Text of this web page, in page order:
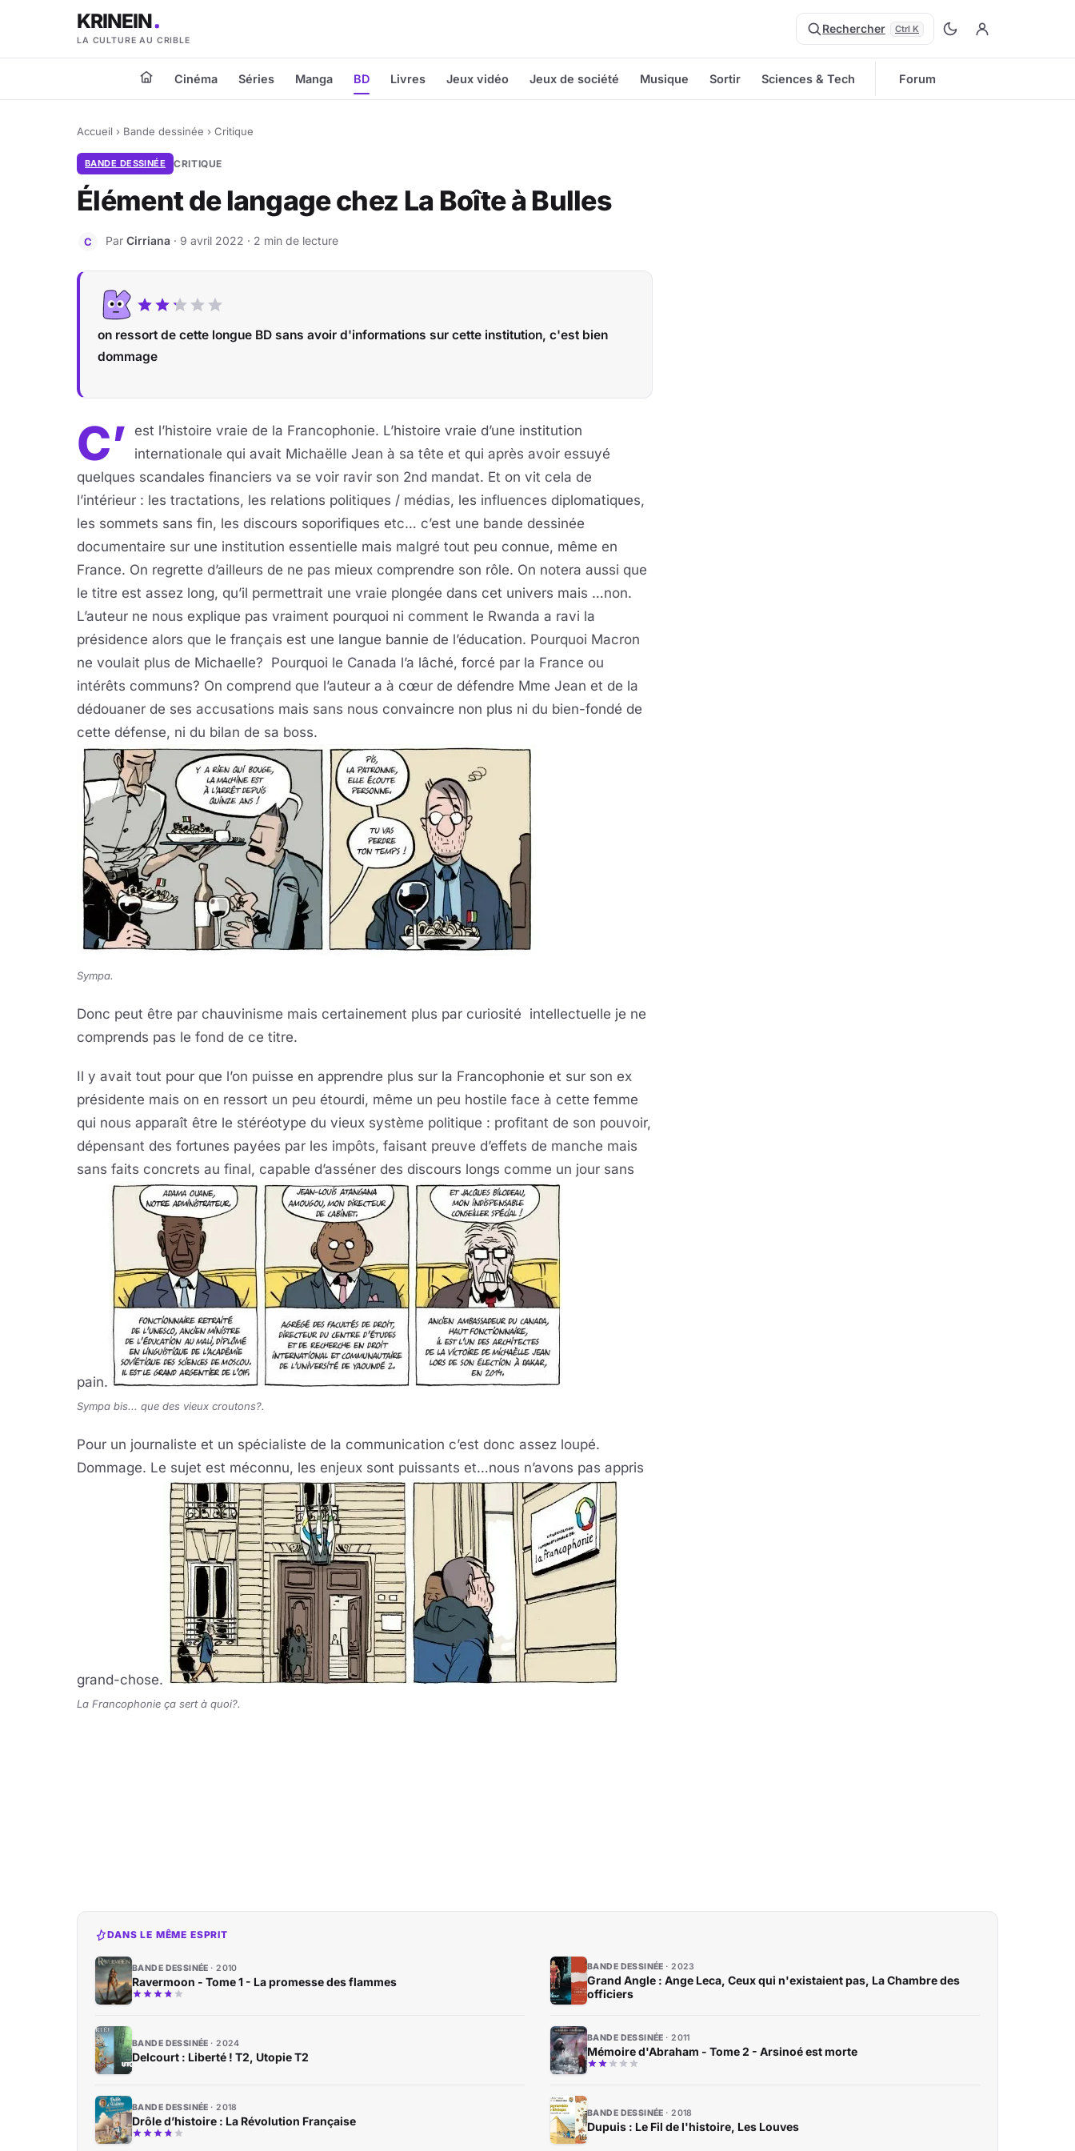
KRINEIN
LA CULTURE AU CRIBLE
Rechercher Ctrl K
Cinéma Séries Manga BD Livres Jeux vidéo Jeux de société Musique Sortir Sciences & Tech Forum
Accueil › Bande dessinée › Critique
BANDE DESSINÉE CRITIQUE
Élément de langage chez La Boîte à Bulles
C Par Cirriana · 9 avril 2022 · 2 min de lecture
on ressort de cette longue BD sans avoir d'informations sur cette institution, c'est bien
dommage
C’
est l’histoire vraie de la Francophonie. L’histoire vraie d’une institution
internationale qui avait Michaëlle Jean à sa tête et qui après avoir essuyé
quelques scandales financiers va se voir ravir son 2nd mandat. Et on vit cela de
l’intérieur : les tractations, les relations politiques / médias, les influences diplomatiques,
les sommets sans fin, les discours soporifiques etc… c’est une bande dessinée
documentaire sur une institution essentielle mais malgré tout peu connue, même en
France. On regrette d’ailleurs de ne pas mieux comprendre son rôle. On notera aussi que
le titre est assez long, qu’il permettrait une vraie plongée dans cet univers mais …non.
L’auteur ne nous explique pas vraiment pourquoi ni comment le Rwanda a ravi la
présidence alors que le français est une langue bannie de l’éducation. Pourquoi Macron
ne voulait plus de Michaelle? Pourquoi le Canada l’a lâché, forcé par la France ou
intérêts communs? On comprend que l’auteur a à cœur de défendre Mme Jean et de la
dédouaner de ses accusations mais sans nous convaincre non plus ni du bien-fondé de
cette défense, ni du bilan de sa boss.
Sympa.
Donc peut être par chauvinisme mais certainement plus par curiosité intellectuelle je ne
comprends pas le fond de ce titre.
Il y avait tout pour que l’on puisse en apprendre plus sur la Francophonie et sur son ex
présidente mais on en ressort un peu étourdi, même un peu hostile face à cette femme
qui nous apparaît être le stéréotype du vieux système politique : profitant de son pouvoir,
dépensant des fortunes payées par les impôts, faisant preuve d’effets de manche mais
sans faits concrets au final, capable d’asséner des discours longs comme un jour sans
pain.
Sympa bis... que des vieux croutons?.
Pour un journaliste et un spécialiste de la communication c’est donc assez loupé.
Dommage. Le sujet est méconnu, les enjeux sont puissants et…nous n’avons pas appris
grand-chose.
La Francophonie ça sert à quoi?.
DANS LE MÊME ESPRIT
BANDE DESSINÉE 2010
Ravermoon - Tome 1 - La promesse des flammes
BANDE DESSINÉE 2023
Grand Angle : Ange Leca, Ceux qui n'existaient pas, La Chambre des
officiers
BANDE DESSINÉE 2024
Delcourt : Liberté ! T2, Utopie T2
BANDE DESSINÉE 2011
Mémoire d'Abraham - Tome 2 - Arsinoé est morte
BANDE DESSINÉE 2018
Drôle d’histoire : La Révolution Française
BANDE DESSINÉE 2018
Dupuis : Le Fil de l'histoire, Les Louves